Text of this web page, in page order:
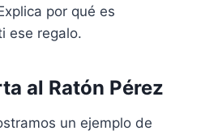
por qué es
ese regalo.
al Ratón Pérez
un ejemplo de